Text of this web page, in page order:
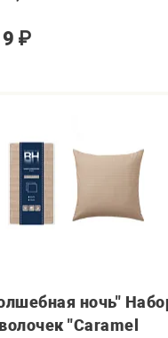
₽
ночь"
"Caramel